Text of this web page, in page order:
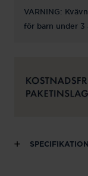
VARNING:
för barn under 3